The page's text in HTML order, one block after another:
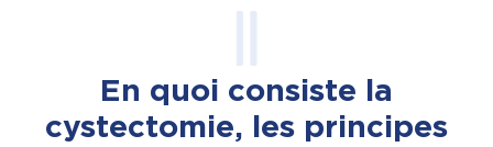
En quoi consiste la
cystectomie, les principes